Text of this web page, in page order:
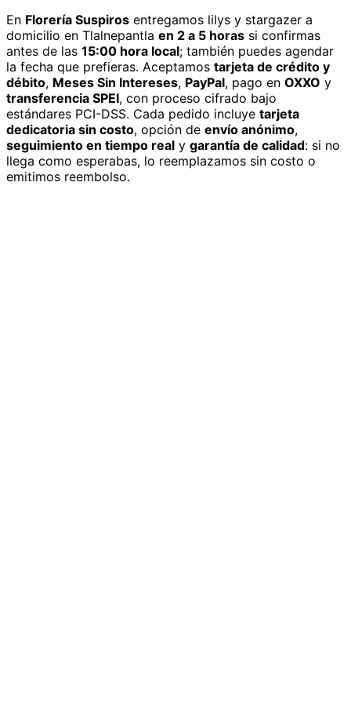
En Florería Suspiros entregamos lilys y stargazer a
domicilio en Tlalnepantla en 2 a 5 horas si confirmas
antes de las 15:00 hora local; también puedes agendar
la fecha que prefieras. Aceptamos tarjeta de crédito y
débito, Meses Sin Intereses, PayPal, pago en OXXO y
transferencia SPEI, con proceso cifrado bajo
estándares PCI-DSS. Cada pedido incluye tarjeta
dedicatoria sin costo, opción de envío anónimo,
seguimiento en tiempo real y garantía de calidad: si no
llega como esperabas, lo reemplazamos sin costo o
emitimos reembolso.